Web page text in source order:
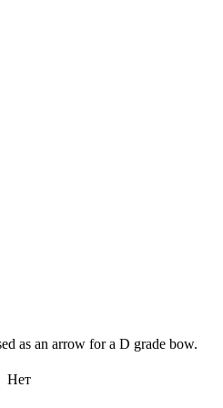
as an arrow for a D grade bow.
Нет